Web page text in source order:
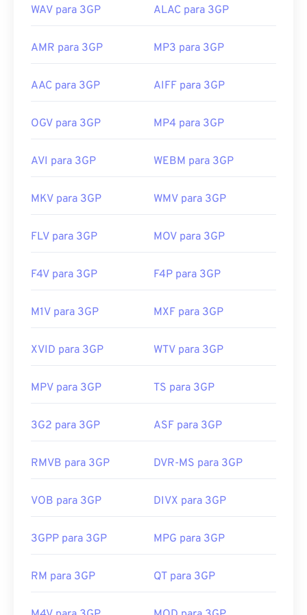
WAV para 3GP ALAC para 3GP
AMR para 3GP MP3 para 3GP
AAC para 3GP AIFF para 3GP
OGV para 3GP MP4 para 3GP
AVI para 3GP WEBM para 3GP
MKV para 3GP WMV para 3GP
FLV para 3GP MOV para 3GP
F4V para 3GP F4P para 3GP
M1V para 3GP MXF para 3GP
XVID para 3GP WTV para 3GP
MPV para 3GP TS para 3GP
3G2 para 3GP ASF para 3GP
RMVB para 3GP DVR-MS para 3GP
VOB para 3GP DIVX para 3GP
3GPP para 3GP MPG para 3GP
RM para 3GP QT para 3GP